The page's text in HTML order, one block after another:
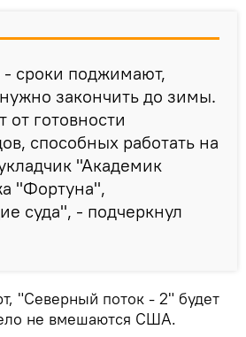
сроки поджимают,
закончить до зимы.
от готовности
способных работать на
"Академик
"Фортуна",
суда", - подчеркнул
"Северный поток - 2" будет
не вмешаются США.